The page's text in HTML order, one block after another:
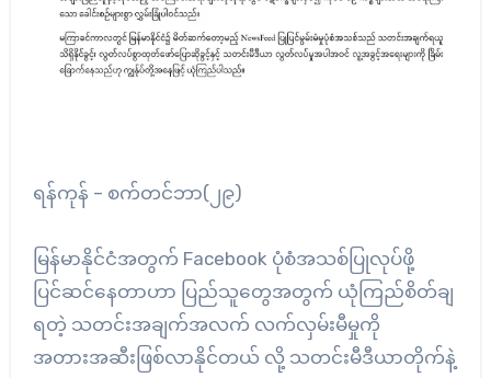
ရန်ကုန် – စက်တင်ဘာ(၂၉)
မြန်မာနိုင်ငံအတွက် Facebook ပုံစံအသစ်ပြုလုပ်ဖို့
ပြင်ဆင်နေတာဟာ ပြည်သူတွေအတွက် ယုံကြည်စိတ်ချ
ရတဲ့ သတင်းအချက်အလက် လက်လှမ်းမီမှုကို
အတားအဆီးဖြစ်လာနိုင်တယ် လို့ သတင်းမီဒီယာတိုက်နဲ့